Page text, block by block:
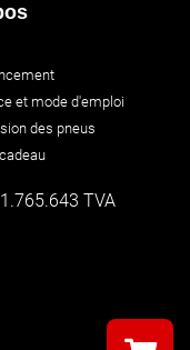
et mode d'emploi
des pneus
TVA